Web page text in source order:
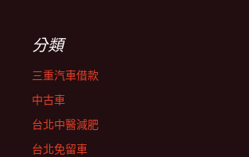
分類
三重汽車借款
中古車
台北中醫減肥
台北免留車